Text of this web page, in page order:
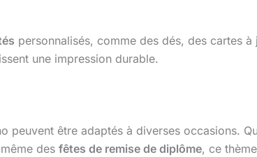
personnalisés, comme des dés, des cartes à
une impression durable.
peuvent être adaptés à diverses occasions.
des fêtes de remise de diplôme, ce